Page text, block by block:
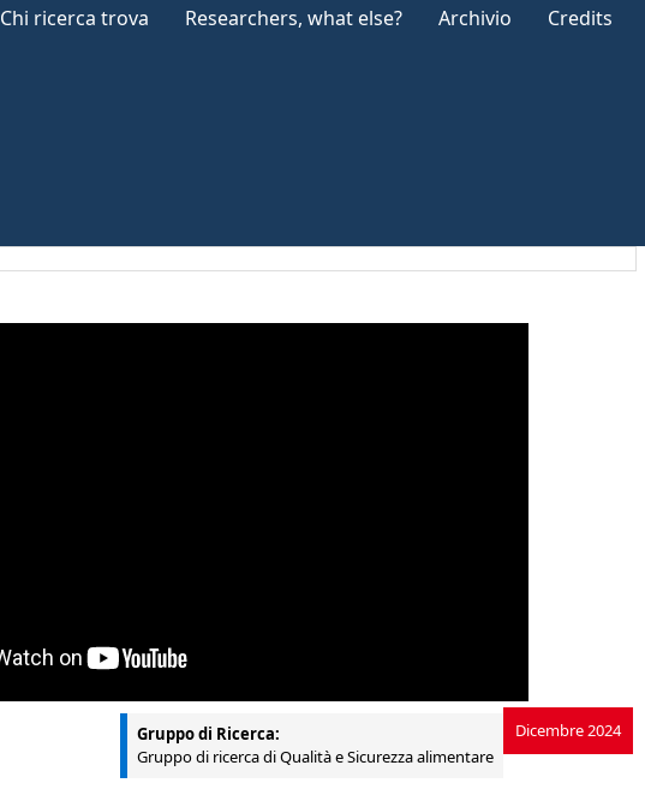
Chi ricerca trova Researchers, what else? Archivio Credits
Dicembre 2024
Gruppo di Ricerca:
Gruppo di ricerca di Qualità e Sicurezza alimentare